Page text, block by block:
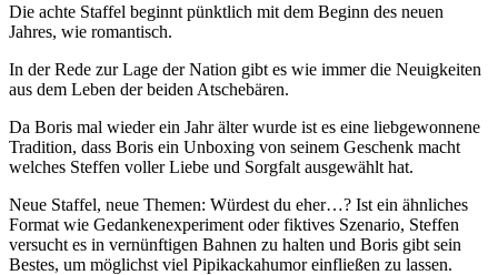
Die achte Staffel beginnt pünktlich mit dem Beginn des neuen
Jahres, wie romantisch.
In der Rede zur Lage der Nation gibt es wie immer die Neuigkeiten
aus dem Leben der beiden Atschebären.
Da Boris mal wieder ein Jahr älter wurde ist es eine liebgewonnene
Tradition, dass Boris ein Unboxing von seinem Geschenk macht
welches Steffen voller Liebe und Sorgfalt ausgewählt hat.
Neue Staffel, neue Themen: Würdest du eher…? Ist ein ähnliches
Format wie Gedankenexperiment oder fiktives Szenario, Steffen
versucht es in vernünftigen Bahnen zu halten und Boris gibt sein
Bestes, um möglichst viel Pipikackahumor einfließen zu lassen.